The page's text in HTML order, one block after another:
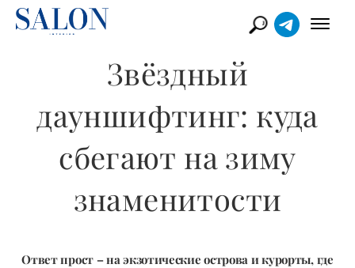
Звёздный
дауншифтинг: куда
сбегают на зиму
знаменитости
Ответ прост – на экзотические острова и курорты, где